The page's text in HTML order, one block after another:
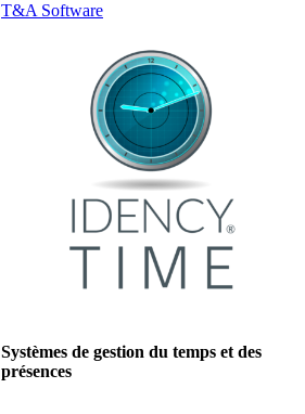
T&A Software
Systèmes de gestion du temps et des
présences